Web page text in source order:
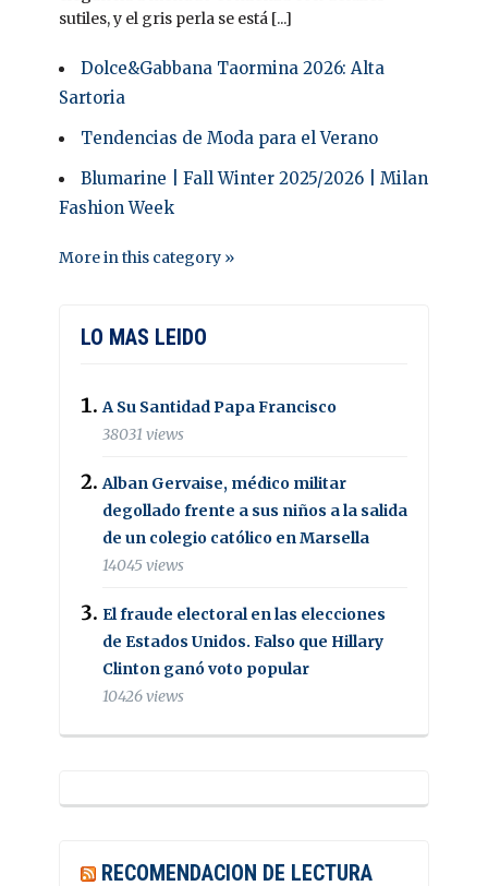
sutiles, y el gris perla se está [...]
Dolce&Gabbana Taormina 2026: Alta
Sartoria
Tendencias de Moda para el Verano
Blumarine | Fall Winter 2025/2026 | Milan
Fashion Week
More in this category »
LO MAS LEIDO
A Su Santidad Papa Francisco
38031 views
Alban Gervaise, médico militar
degollado frente a sus niños a la salida
de un colegio católico en Marsella
14045 views
El fraude electoral en las elecciones
de Estados Unidos. Falso que Hillary
Clinton ganó voto popular
10426 views
RECOMENDACION DE LECTURA